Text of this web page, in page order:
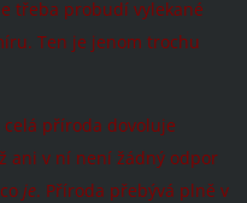
třeba probudí vylekané
Ten je jenom trochu
příroda dovoluje
ani v ní není žádný odpor
je. Příroda přebývá plně v